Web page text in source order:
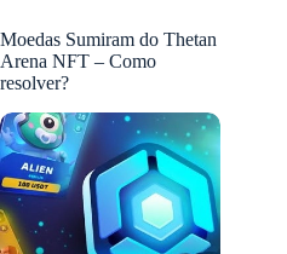
Moedas Sumiram do Thetan
Arena NFT – Como
resolver?